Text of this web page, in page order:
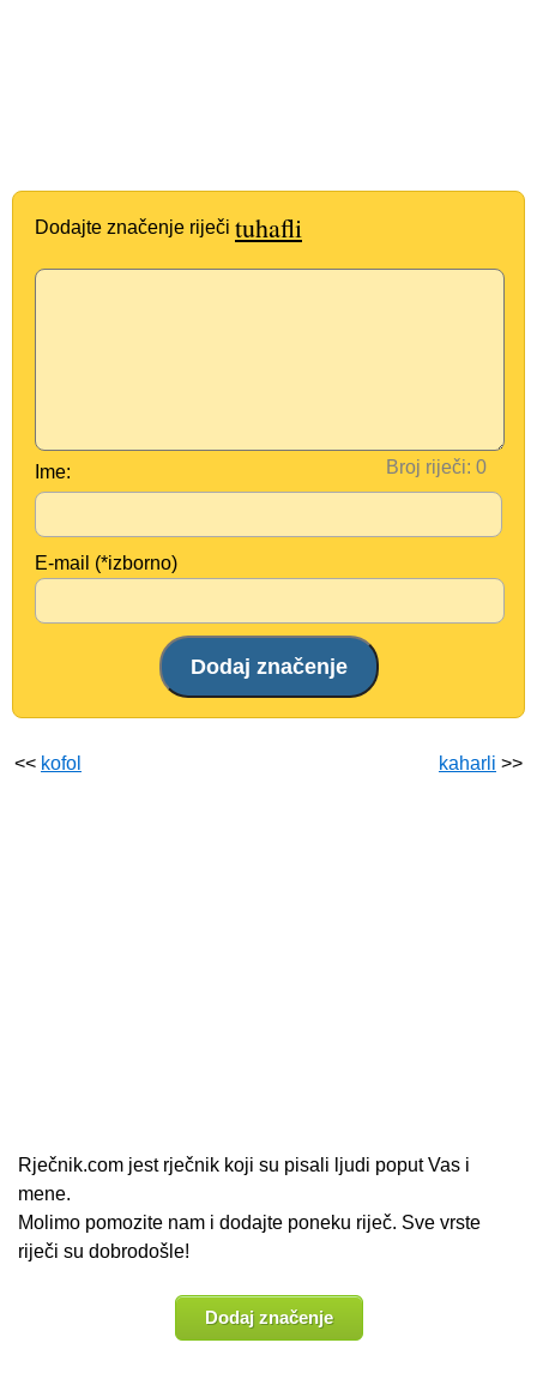
Dodajte značenje riječi tuhafli
Broj riječi:
Ime:
E-mail (*izborno)
<< kofol kaharli >>
Rječnik.com jest rječnik koji su pisali ljudi poput Vas i
mene.
Molimo pomozite nam i dodajte poneku riječ. Sve vrste
riječi su dobrodošle!
Dodaj značenje